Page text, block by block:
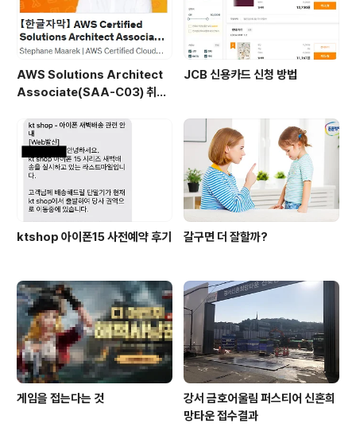
ython이 나온 지 30년이 다..
AWS Solutions Architect
Associate(SAA-C03) 취득
JCB 신용카드 신청 방법
ktshop 아이폰15 사전예약 후기 갈구면 더 잘할까?
게임을 접는다는 것
강서 금호어울림 퍼스티어 신혼희
망타운 접수결과